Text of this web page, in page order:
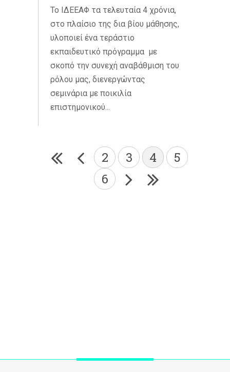
Το ΙΔΕΕΑΦ τα τελευταία 4 χρόνια,
στο πλαίσιο της δια βίου μάθησης,
υλοποιεί ένα τεράστιο
εκπαιδευτικό πρόγραμμα με
σκοπό την συνεχή αναβάθμιση του
ρόλου μας, διενεργώντας
σεμινάρια με ποικιλία
επιστημονικού...
2 3 4
5
6